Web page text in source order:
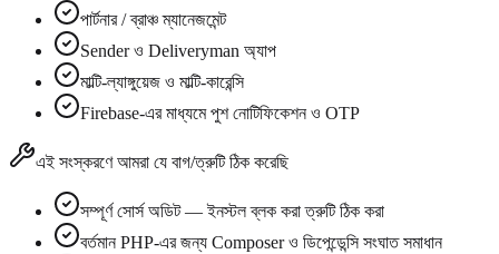
পার্টনার / ব্রাঞ্চ ম্যানেজমেন্ট
Sender ও Deliveryman অ্যাপ
মাল্টি-ল্যাঙ্গুয়েজ ও মাল্টি-কারেন্সি
Firebase-এর মাধ্যমে পুশ নোটিফিকেশন ও OTP
এই সংস্করণে আমরা যে বাগ/ত্রুটি ঠিক করেছি
সম্পূর্ণ সোর্স অডিট — ইনস্টল ব্লক করা ত্রুটি ঠিক করা
বর্তমান PHP-এর জন্য Composer ও ডিপেন্ডেন্সি সংঘাত সমাধান